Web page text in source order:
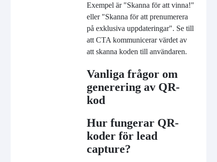
Exempel är "Skanna för att vinna!"
eller "Skanna för att prenumerera
på exklusiva uppdateringar". Se till
att CTA kommunicerar värdet av
att skanna koden till användaren.
Vanliga frågor om
generering av QR-
kod
Hur fungerar QR-
koder för lead
capture?